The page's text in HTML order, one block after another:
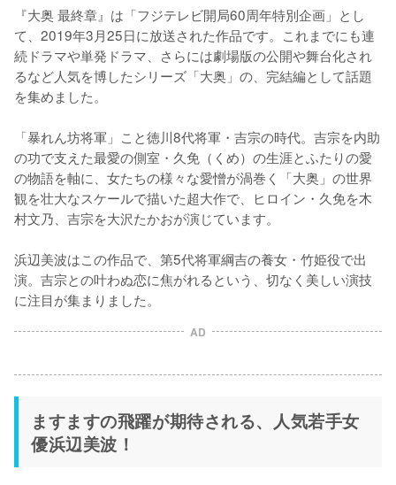
『大奥 最終章』は「フジテレビ開局60周年特別企画」とし
て、2019年3月25日に放送された作品です。これまでにも連
続ドラマや単発ドラマ、さらには劇場版の公開や舞台化され
るなど人気を博したシリーズ「大奥」の、完結編として話題
を集めました。
「暴れん坊将軍」こと徳川8代将軍・吉宗の時代。吉宗を内助
の功で支えた最愛の側室・久免（くめ）の生涯とふたりの愛
の物語を軸に、女たちの様々な愛憎が渦巻く「大奥」の世界
観を壮大なスケールで描いた超大作で、ヒロイン・久免を木
村文乃、吉宗を大沢たかおが演じています。
浜辺美波はこの作品で、第5代将軍綱吉の養女・竹姫役で出
演。吉宗との叶わぬ恋に焦がれるという、切なく美しい演技
に注目が集まりました。
AD
ますますの飛躍が期待される、人気若手女
優浜辺美波！